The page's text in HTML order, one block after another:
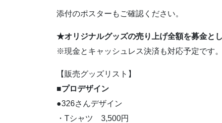
添付のポスターもご確認ください。
★オリジナルグッズの売り上げ全額を募金と
※現金とキャッシュレス決済も対応予定です。
【販売グッズリスト】
■プロデザイン
●326さんデザイン
・Tシャツ 3,500円